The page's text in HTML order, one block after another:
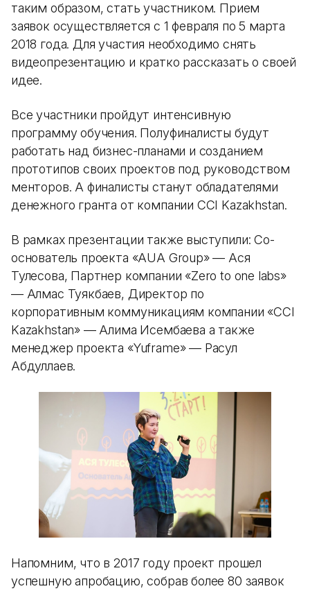
таким образом, стать участником. Прием
заявок осуществляется с 1 февраля по 5 марта
2018 года. Для участия необходимо снять
видеопрезентацию и кратко рассказать о своей
идее.
Все участники пройдут интенсивную
программу обучения. Полуфиналисты будут
работать над бизнес-планами и созданием
прототипов своих проектов под руководством
менторов. А финалисты станут обладателями
денежного гранта от компании ССI Kazakhstan.
В рамках презентации также выступили: Со-
основатель проекта «AUA Group» — Ася
Тулесова, Партнер компании «Zero to one labs»
— Алмас Туякбаев, Директор по
корпоративным коммуникациям компании «ССI
Kazakhstan» — Алима Исембаева а также
менеджер проекта «Yuframe» — Расул
Абдуллаев.
Напомним, что в 2017 году проект прошел
успешную апробацию, собрав более 80 заявок